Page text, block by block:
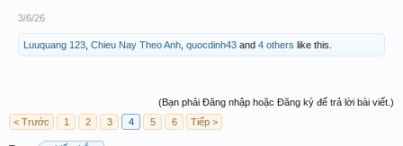
3/6/26
Luuquang 123 Chieu Nay Theo Anh quocdinh43 and 4 others like this.
(Bạn phải Đăng nhập hoặc Đăng ký để trả lời bài viết.)
< Trước
1 2 3 4 5 6 Tiếp >